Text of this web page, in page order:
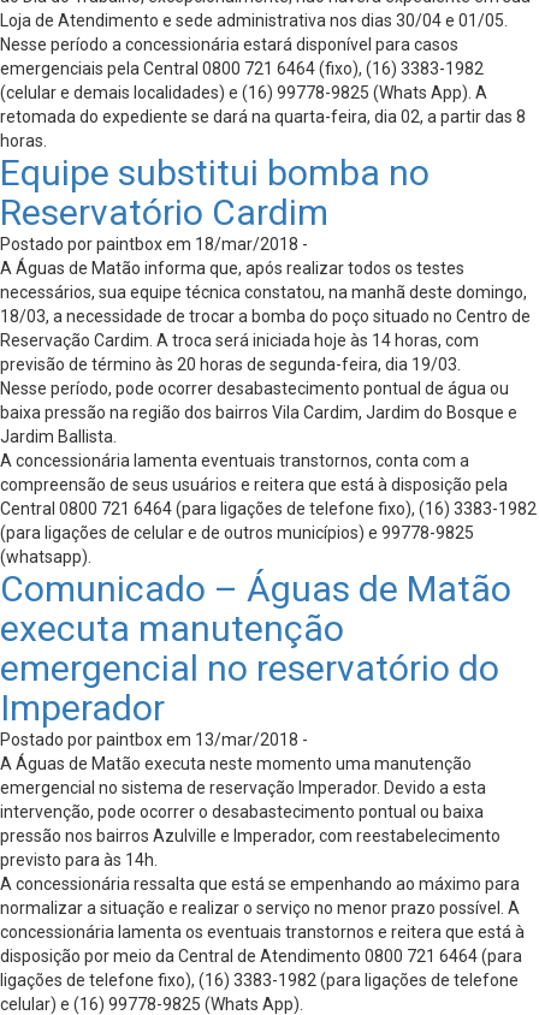
Loja de Atendimento e sede administrativa nos dias 30/04 e 01/05.
Nesse período a concessionária estará disponível para casos
emergenciais pela Central 0800 721 6464 (fixo), (16) 3383-1982
(celular e demais localidades) e (16) 99778-9825 (Whats App). A
retomada do expediente se dará na quarta-feira, dia 02, a partir das 8
horas.
Equipe substitui bomba no
Reservatório Cardim
Postado por paintbox em 18/mar/2018 -
A Águas de Matão informa que, após realizar todos os testes
necessários, sua equipe técnica constatou, na manhã deste domingo,
18/03, a necessidade de trocar a bomba do poço situado no Centro de
Reservação Cardim. A troca será iniciada hoje às 14 horas, com
previsão de término às 20 horas de segunda-feira, dia 19/03.
Nesse período, pode ocorrer desabastecimento pontual de água ou
baixa pressão na região dos bairros Vila Cardim, Jardim do Bosque e
Jardim Ballista.
A concessionária lamenta eventuais transtornos, conta com a
compreensão de seus usuários e reitera que está à disposição pela
Central 0800 721 6464 (para ligações de telefone fixo), (16) 3383-1982
(para ligações de celular e de outros municípios) e 99778-9825
(whatsapp).
Comunicado – Águas de Matão
executa manutenção
emergencial no reservatório do
Imperador
Postado por paintbox em 13/mar/2018 -
A Águas de Matão executa neste momento uma manutenção
emergencial no sistema de reservação Imperador. Devido a esta
intervenção, pode ocorrer o desabastecimento pontual ou baixa
pressão nos bairros Azulville e Imperador, com reestabelecimento
previsto para às 14h.
A concessionária ressalta que está se empenhando ao máximo para
normalizar a situação e realizar o serviço no menor prazo possível. A
concessionária lamenta os eventuais transtornos e reitera que está à
disposição por meio da Central de Atendimento 0800 721 6464 (para
ligações de telefone fixo), (16) 3383-1982 (para ligações de telefone
celular) e (16) 99778-9825 (Whats App).